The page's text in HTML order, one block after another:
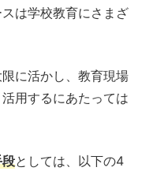
は学校教育にさまざ
に活かし、教育現場
用するにあたっては
としては、以下の4